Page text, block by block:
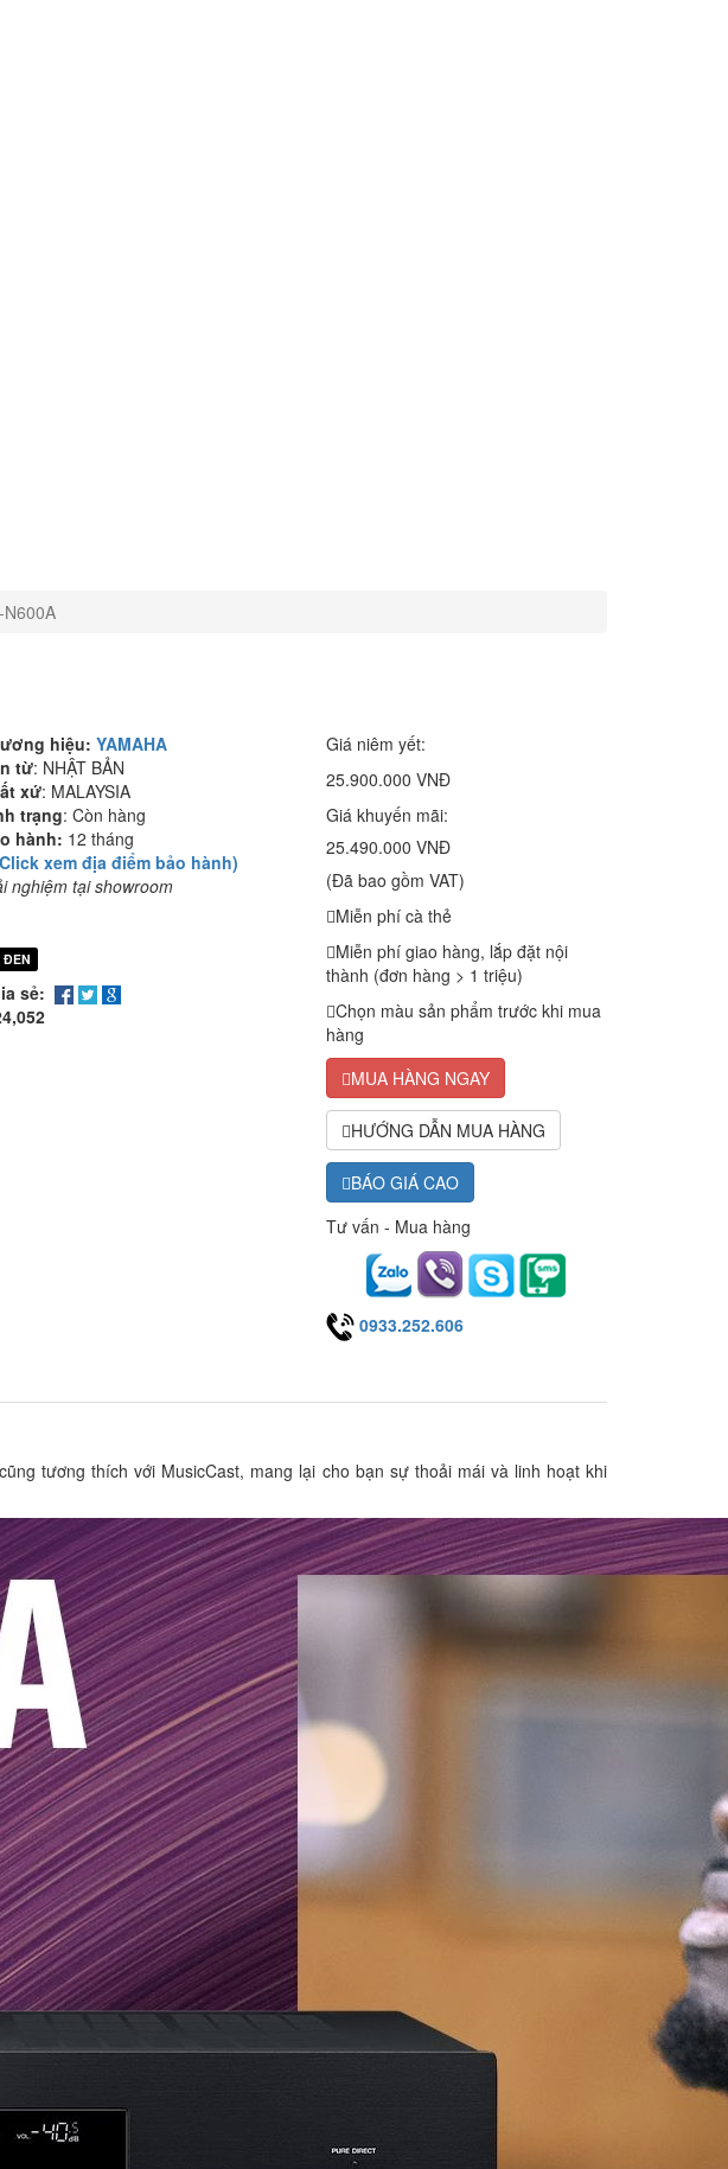
N600A
hiệu: YAMAHA
từ: NHẬT BẢN
xứ: MALAYSIA
trạng: Còn hàng
hành: 12 tháng
xem địa điểm bảo hành)
nghiệm tại showroom
ĐEN
sẻ:
Giá niêm yết:
25.900.000 VNĐ
Giá khuyến mãi:
25.490.000 VNĐ
(Đã bao gồm VAT)
Miễn phí cà thẻ
Miễn phí giao hàng, lắp đặt nội
thành (đơn hàng > 1 triệu)
Chọn màu sản phẩm trước khi mua
hàng
MUA HÀNG NGAY
HƯỚNG DẪN MUA HÀNG
BÁO GIÁ CAO
Tư vấn - Mua hàng
0933.252.606
tương thích với MusicCast, mang lại cho bạn sự thoải mái và linh hoạt khi